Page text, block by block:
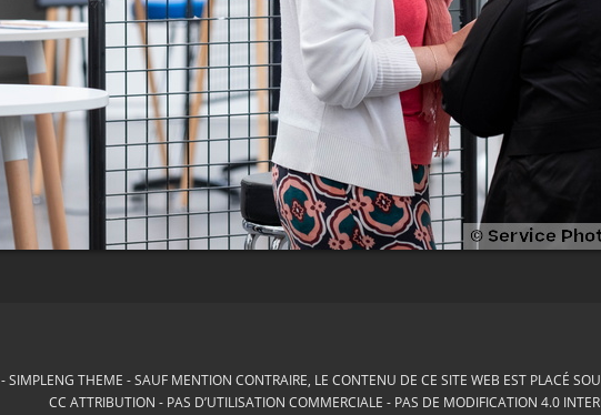
-SIMPLENG THEME
SAUF MENTION CONTRAIRE, LE CONTENU DE CE SITE WEB EST PLACÉ
CC ATTRIBUTION - PAS D’UTILISATION COMMERCIALE - PAS DE MODIFICATION 4.0